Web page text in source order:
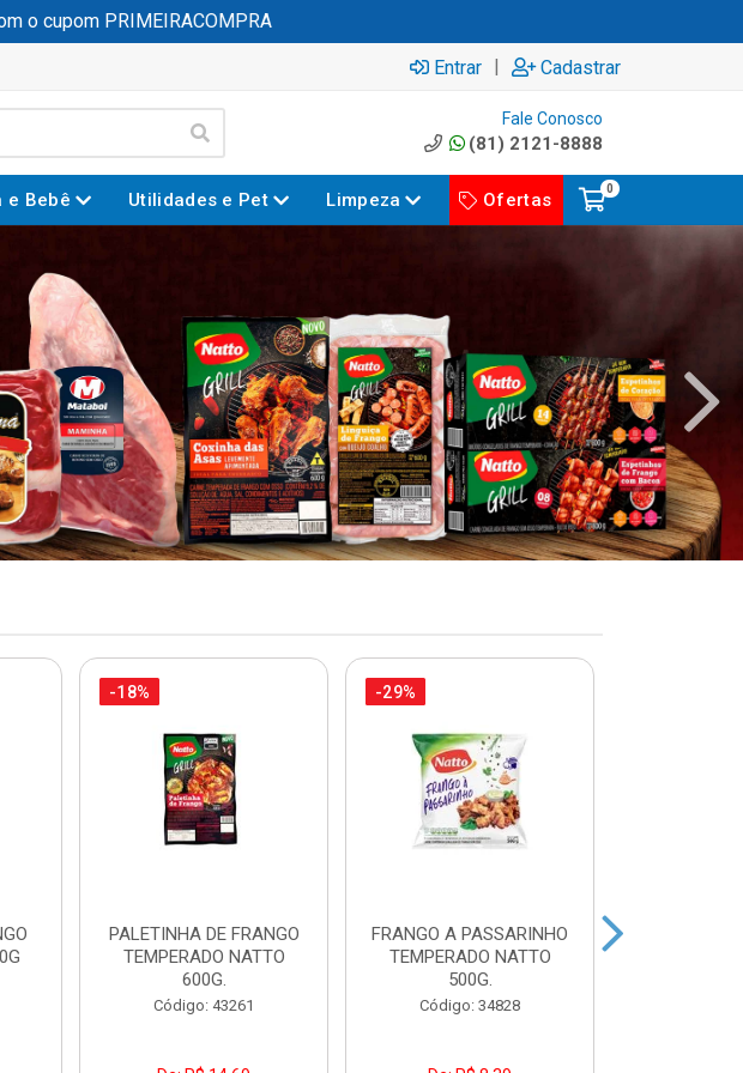
PRIMEIRACOMPRA
Entrar | Cadastrar
Fale Conosco
(81) 2121-8888
e Bebê Utilidades e Pet Limpeza Ofertas
0
-18%
PALETINHA DE FRANGO
TEMPERADO NATTO
600G.
Código: 43261
-29%
FRANGO A PASSARINHO
TEMPERADO NATTO
500G.
Código: 34828